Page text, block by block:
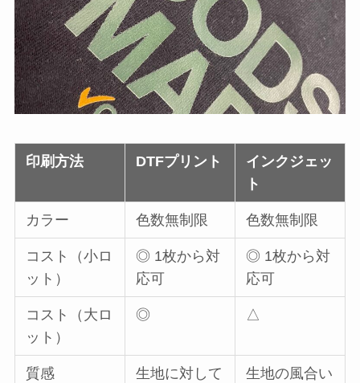
印刷方法 DTFプリント
インクジェッ
ト
カラー 色数無制限 色数無制限
コスト（小ロ
ット）
◎ 1枚から対
応可
◎ 1枚から対
応可
コスト（大ロ
ット）
◎ △
質感 生地に対して 生地の風合い